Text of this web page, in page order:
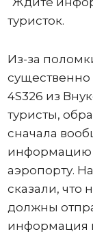
туристок.
Из-за
4S326 из
туристы,
сначала
информацию
аэропорту.
сказали, что
должны
информация